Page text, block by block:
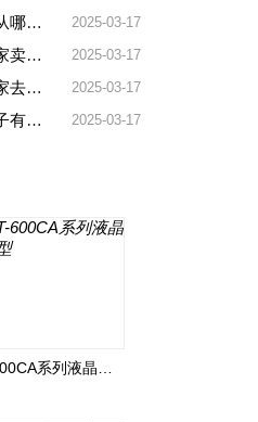
2025-03-17
量好
2025-03-17
好
2025-03-17
实惠
2025-03-17
好